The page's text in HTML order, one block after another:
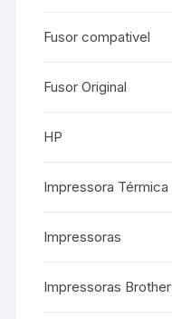
Fusor compativel
Fusor Original
HP
Impressora Térmica
Impressoras
Impressoras Brother